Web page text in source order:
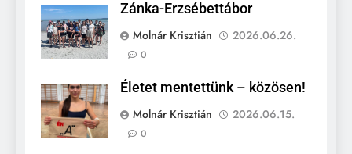
Zánka-Erzsébettábor
Molnár Krisztián
2026.06.26.
0
Életet mentettünk – közösen!
Molnár Krisztián
2026.06.15.
0